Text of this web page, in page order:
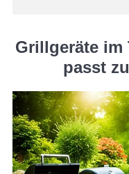
Grillgeräte im
passt